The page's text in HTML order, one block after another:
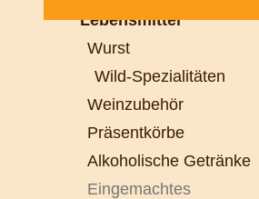
Lebensmittel
Wurst
Wild-Spezialitäten
Weinzubehör
Präsentkörbe
Alkoholische Getränke
Eingemachtes